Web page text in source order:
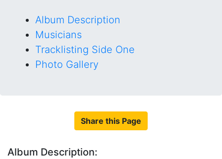
Album Description
Musicians
Tracklisting Side One
Photo Gallery
Share this Page
Album Description: